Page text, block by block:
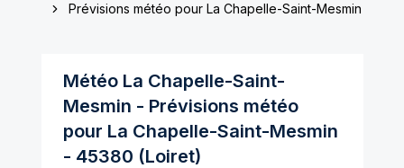
Prévisions météo pour La Chapelle-Saint-Mesmin
Météo La Chapelle-Saint-
Mesmin - Prévisions météo
pour La Chapelle-Saint-Mesmin
- 45380 (Loiret)